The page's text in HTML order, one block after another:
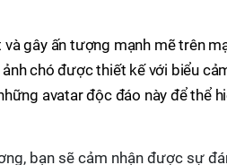
gây ấn tượng mạnh mẽ trên
chó được thiết kế với biểu
avatar độc đáo này để thể